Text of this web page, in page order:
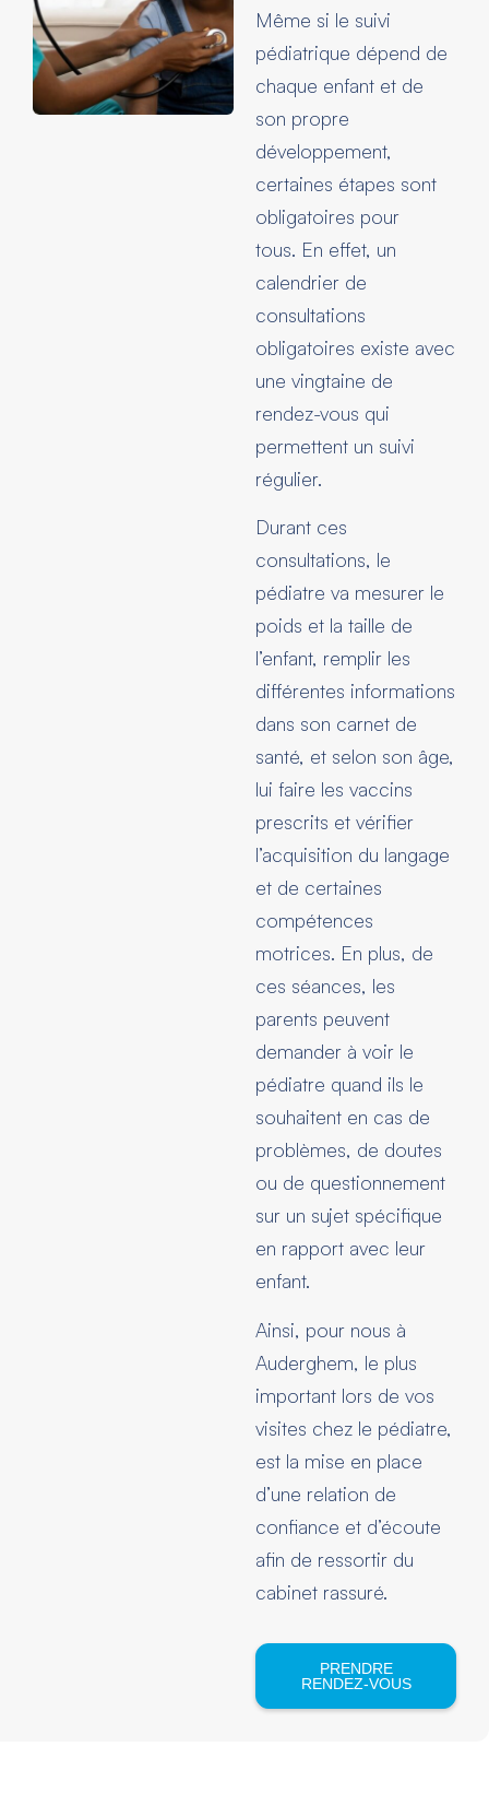
Même si le suivi
pédiatrique dépend de
chaque enfant et de
son propre
développement,
certaines étapes sont
obligatoires pour
tous. En effet, un
calendrier de
consultations
obligatoires existe avec
une vingtaine de
rendez-vous qui
permettent un suivi
régulier.
Durant ces
consultations, le
pédiatre va mesurer le
poids et la taille de
l’enfant, remplir les
différentes informations
dans son carnet de
santé, et selon son âge,
lui faire les vaccins
prescrits et vérifier
l’acquisition du langage
et de certaines
compétences
motrices. En plus, de
ces séances, les
parents peuvent
demander à voir le
pédiatre quand ils le
souhaitent en cas de
problèmes, de doutes
ou de questionnement
sur un sujet spécifique
en rapport avec leur
enfant.
Ainsi, pour nous à
Auderghem, le plus
important lors de vos
visites chez le pédiatre,
est la mise en place
d’une relation de
confiance et d’écoute
afin de ressortir du
cabinet rassuré.
PRENDRE
RENDEZ-VOUS